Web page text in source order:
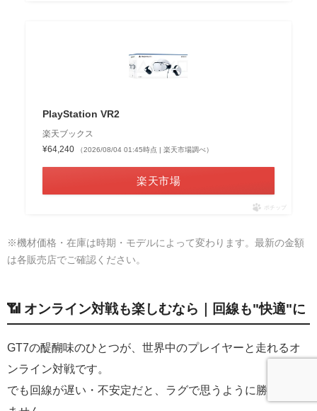
PlayStation VR2
楽天ブックス
¥64,240
（2026/08/04 01:45時点 | 楽天市場調べ）
楽天市場
ポチップ
※機材価格・在庫は時期・モデルによって変わります。最新の金額
は各販売店でご確認ください。
📶 オンライン対戦も楽しむなら｜回線も"快適"に
GT7の醍醐味のひとつが、世界中のプレイヤーと走れるオ
ンライン対戦です。
でも回線が遅い・不安定だと、ラグで思うように勝負でき